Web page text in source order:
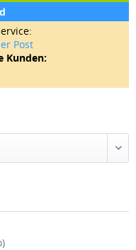
Post
Kunden: